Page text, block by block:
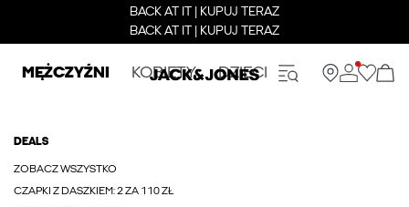
BACK AT IT | KUPUJ TERAZ
BACK AT IT | KUPUJ TERAZ
MĘŻCZYŹNI KOBIETY DZIECI
DEALS
ZOBACZ WSZYSTKO
CZAPKI Z DASZKIEM: 2 ZA 110 ZŁ